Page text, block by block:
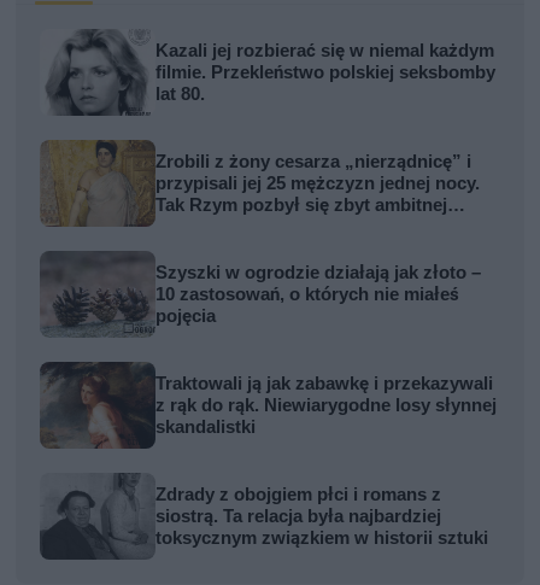
Kazali jej rozbierać się w niemal każdym
filmie. Przekleństwo polskiej seksbomby
lat 80.
Zrobili z żony cesarza „nierządnicę” i
przypisali jej 25 mężczyzn jednej nocy.
Tak Rzym pozbył się zbyt ambitnej
Szyszki w ogrodzie działają jak złoto –
10 zastosowań, o których nie miałeś
pojęcia
Traktowali ją jak zabawkę i przekazywali
z rąk do rąk. Niewiarygodne losy słynnej
skandalistki
Zdrady z obojgiem płci i romans z
siostrą. Ta relacja była najbardziej
toksycznym związkiem w historii sztuki